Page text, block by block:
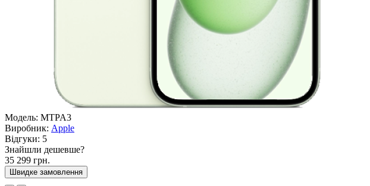
Модель: MTPA3
Виробник: Apple
Відгуки: 5
Знайшли дешевше?
35 299 грн.
Швидке замовлення